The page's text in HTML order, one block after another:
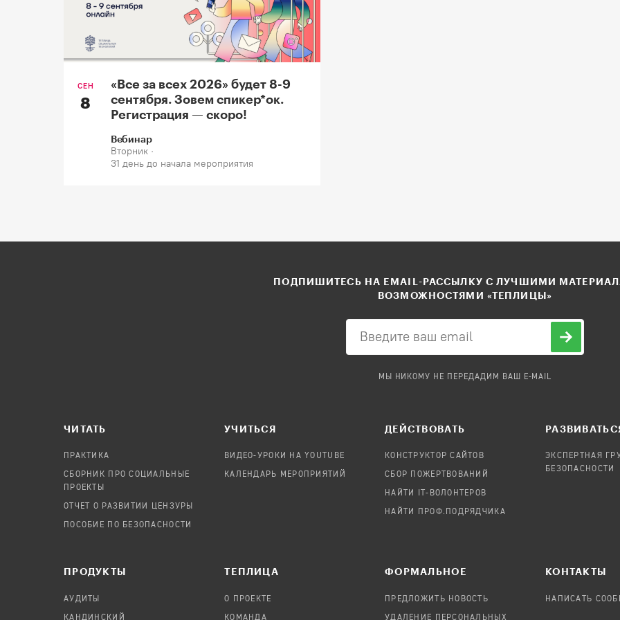
СЕН
8
«Все за всех 2026» будет 8-9
сентября. Зовем спикер*oк.
Регистрация — скоро!
Вебинар
Вторник ·
31 день до начала мероприятия
ПОДПИШИТЕСЬ НА EMAIL-РАССЫЛКУ С ЛУЧШИМИ
ВОЗМОЖНОСТЯМИ «ТЕПЛИЦЫ»
МЫ НИКОМУ НЕ ПЕРЕДАДИМ ВАШ E-MAIL
ЧИТАТЬ
ПРАКТИКА
СБОРНИК ПРО СОЦИАЛЬНЫЕ
ПРОЕКТЫ
ОТЧЕТ О РАЗВИТИИ ЦЕНЗУРЫ
ПОСОБИЕ ПО БЕЗОПАСНОСТИ
УЧИТЬСЯ
ВИДЕО-УРОКИ НА YOUTUBE
КАЛЕНДАРЬ МЕРОПРИЯТИЙ
ДЕЙСТВОВАТЬ
КОНСТРУКТОР САЙТОВ
СБОР ПОЖЕРТВОВАНИЙ
НАЙТИ IT-ВОЛОНТЕРОВ
НАЙТИ ПРОФ.ПОДРЯДЧИКА
ЭКСПЕРТНАЯ
БЕЗОПАСНОСТИ
ПРОДУКТЫ
АУДИТЫ
КАНДИНСКИЙ
TЕПЛИЦА
О ПРОЕКТЕ
КОМАНДА
ФОРМАЛЬНОЕ
ПРЕДЛОЖИТЬ НОВОСТЬ
УДАЛЕНИЕ ПЕРСОНАЛЬНЫХ
КОНТАКТЫ
НАПИСАТЬ